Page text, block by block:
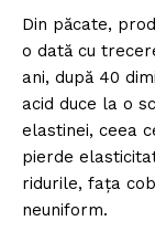
Din păcate,
o dată cu
ani, după 40
acid duce la o
elastinei, ceea
pierde
ridurile, faţa
neuniform.